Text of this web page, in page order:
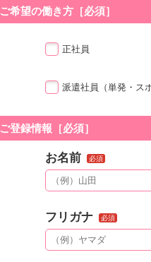
ご希望の働き方［必須］
正社員
派遣社員 （単発・ス
ご登録情報［必須］
お名前 必須
フリガナ 必須